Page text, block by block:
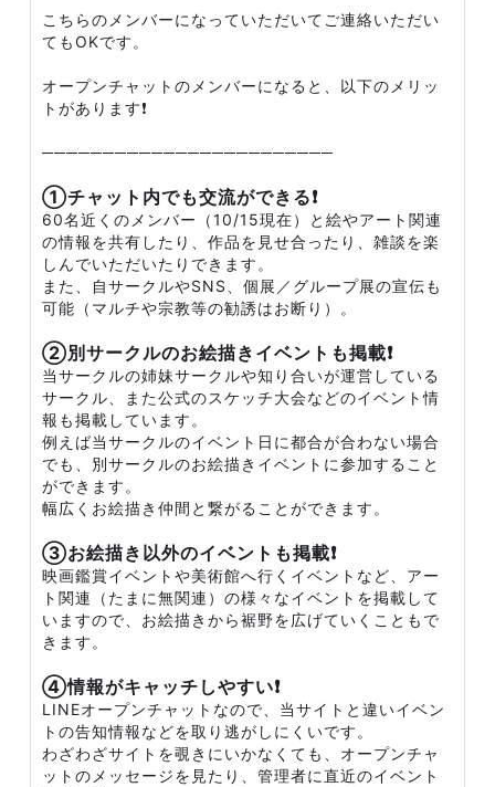
こちらのメンバーになっていただいてご連絡いただい
てもOKです。
オープンチャットのメンバーになると、以下のメリッ
トがあります❗
────────────────────────
①チャット内でも交流ができる❗
60名近くのメンバー（10/15現在）と絵やアート関連
の情報を共有したり、作品を見せ合ったり、雑談を楽
しんでいただいたりできます。
また、自サークルやSNS、個展／グループ展の宣伝も
可能（マルチや宗教等の勧誘はお断り）。
②別サークルのお絵描きイベントも掲載❗
当サークルの姉妹サークルや知り合いが運営している
サークル、また公式のスケッチ大会などのイベント情
報も掲載しています。
例えば当サークルのイベント日に都合が合わない場合
でも、別サークルのお絵描きイベントに参加すること
ができます。
幅広くお絵描き仲間と繋がることができます。
③お絵描き以外のイベントも掲載❗
映画鑑賞イベントや美術館へ行くイベントなど、アー
ト関連（たまに無関連）の様々なイベントを掲載して
いますので、お絵描きから裾野を広げていくこともで
きます。
④情報がキャッチしやすい❗
LINEオープンチャットなので、当サイトと違いイベン
トの告知情報などを取り逃がしにくいです。
わざわざサイトを覗きにいかなくても、オープンチャ
ットのメッセージを見たり、管理者に直近のイベント